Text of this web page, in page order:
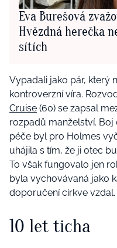
Eva Burešová
Hvězdná herečka
sítích
Vypadali jako pár, který
kontroverzní víra.
Cruise (60) se zapsal
rozpadů manželství.
péče byl pro Holmes
uhájila s tím, že ji otec
To však fungovalo jen
byla vychovávaná jako
doporučení církve vzdal.
10 let ticha